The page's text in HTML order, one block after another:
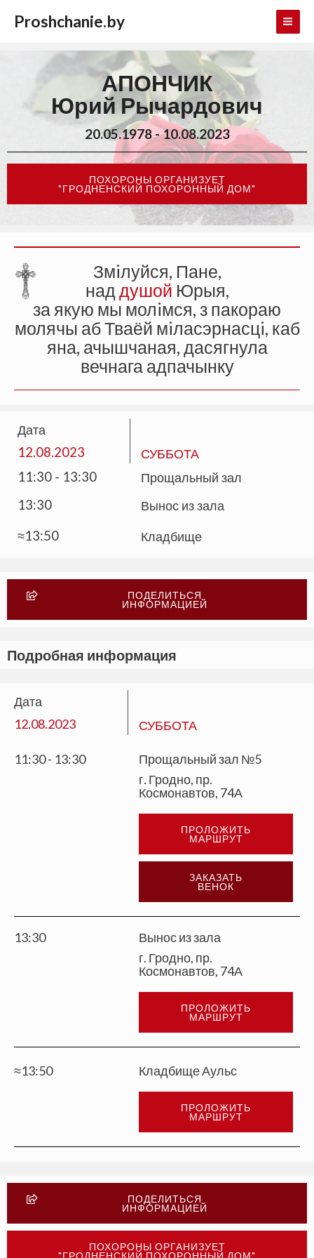
Proshchanie.by
АПОНЧИК
Юрий Рычардович
20.05.1978 - 10.08.2023
ПОХОРОНЫ ОРГАНИЗУЕТ
"ГРОДНЕНСКИЙ ПОХОРОННЫЙ ДОМ"
Змiлуйся, Пане,
над душой Юрыя,
за якую мы молiмся, з пакораю
молячы аб Тваёй мiласэрнасцi, каб
яна, ачышчаная, дасягнула
вечнага адпачынку
Дата
12.08.2023
СУББОТА
11:30 - 13:30
Прощальный зал
13:30
Вынос из зала
≈13:50
Кладбище
ПОДЕЛИТЬСЯ
ИНФОРМАЦИЕЙ
Подробная информация
Дата
12.08.2023
СУББОТА
11:30 - 13:30
Прощальный зал №5
г. Гродно, пр.
Космонавтов, 74А
ПРОЛОЖИТЬ
МАРШРУТ
ЗАКАЗАТЬ
ВЕНОК
13:30
Вынос из зала
г. Гродно, пр.
Космонавтов, 74А
ПРОЛОЖИТЬ
МАРШРУТ
≈13:50 Кладбище Аульс
ПРОЛОЖИТЬ
МАРШРУТ
ПОДЕЛИТЬСЯ
ИНФОРМАЦИЕЙ
ПОХОРОНЫ ОРГАНИЗУЕТ